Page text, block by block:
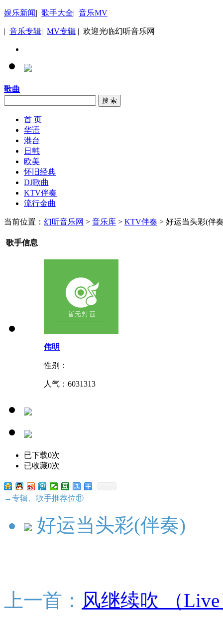
娱乐新闻| 歌手大全| 音乐MV
| 音乐专辑| MV专辑 | 欢迎光临幻听音乐网
歌曲
搜 索
首 页
华语
港台
日韩
欧美
怀旧经典
DJ歌曲
KTV伴奏
流行金曲
当前位置： 幻听音乐网 > 音乐库 > KTV伴奏 > 好运当头彩(伴
歌手信息
伟明
性别：
人气： 6031313
已下载0次
已收藏0次
→专辑、歌手推荐位⑪
好运当头彩(伴奏)
上一首： 风继续吹 （